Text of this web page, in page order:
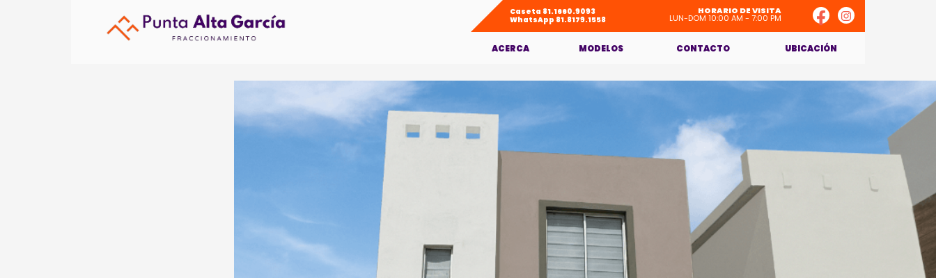
Caseta 81.1660.9093
WhatsApp 81.8179.1558
HORARIO DE VISITA
LUN-DOM 10:00 AM - 7:00 PM
ACERCA MODELOS
KENIA PLUS
CONTACTO UBICACIÓN